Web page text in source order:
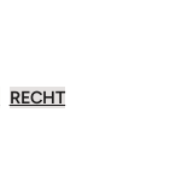
RECHT